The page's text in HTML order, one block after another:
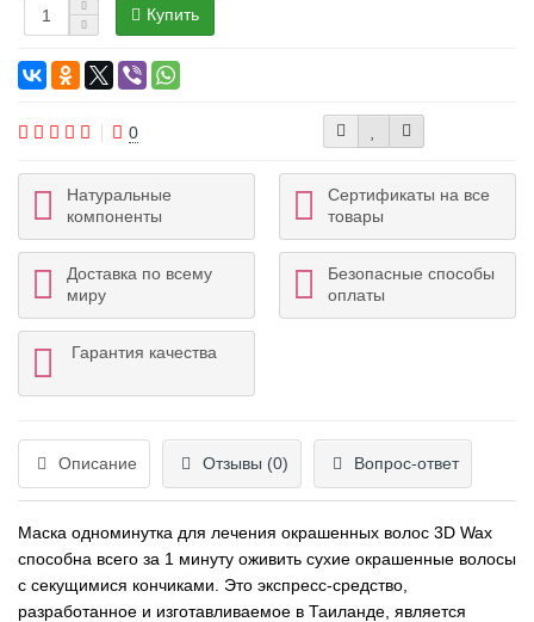
Купить
0
Натуральные
компоненты
Сертификаты на все
товары
Доставка по всему
миру
Безопасные способы
оплаты
Гарантия качества
Описание Отзывы (0) Вопрос-ответ
Маска одноминутка для лечения окрашенных волос 3D Wax
способна всего за 1 минуту оживить сухие окрашенные волосы
с секущимися кончиками. Это экспресс-средство,
разработанное и изготавливаемое в Таиланде, является